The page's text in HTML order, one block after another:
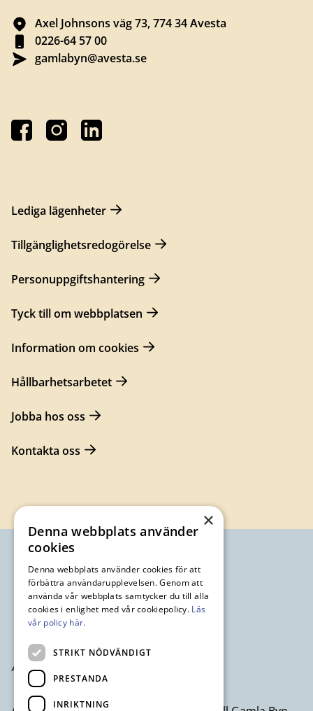
Axel Johnsons väg 73, 774 34 Avesta
0226-64 57 00
gamlabyn@avesta.se
Lediga lägenheter
Tillgänglighetsredogörelse
Personuppgiftshantering
Tyck till om webbplatsen
Information om cookies
Hållbarhetsarbetet
Jobba hos oss
Kontakta oss
×
Denna webbplats använder
cookies
Denna webbplats använder cookies för att
förbättra användarupplevelsen. Genom att
använda vår webbplats samtycker du till alla
cookies i enlighet med vår cookiepolicy. Läs
vår policy här.
STRIKT NÖDVÄNDIGT
PRESTANDA
INRIKTNING